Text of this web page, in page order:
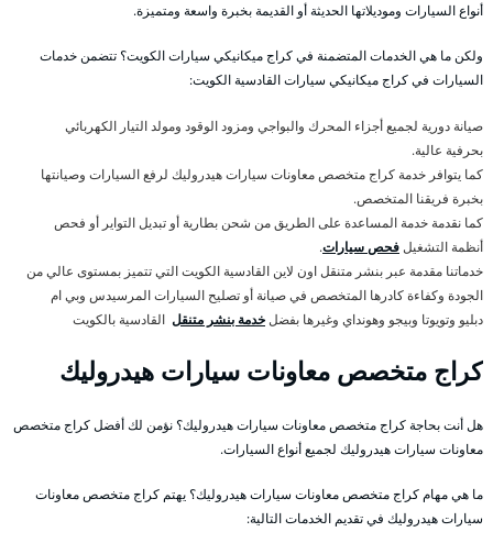
أنواع السيارات وموديلاتها الحديثة أو القديمة بخبرة واسعة ومتميزة.
ولكن ما هي الخدمات المتضمنة في كراج ميكانيكي سيارات الكويت؟ تتضمن خدمات
السيارات في كراج ميكانيكي سيارات القادسية الكويت:
صيانة دورية لجميع أجزاء المحرك والبواجي ومزود الوقود ومولد التيار الكهربائي
بحرفية عالية.
كما يتوافر خدمة كراج متخصص معاونات سيارات هيدروليك لرفع السيارات وصيانتها
بخبرة فريقنا المتخصص.
كما نقدمة خدمة المساعدة على الطريق من شحن بطارية أو تبديل التواير أو فحص
أنظمة التشغيلفحص سيارات.
خدماتنا مقدمة عبر بنشر متنقل اون لاين القادسية الكويت التي تتميز بمستوى عالي من
الجودة وكفاءة كادرها المتخصص في صيانة أو تصليح السيارات المرسيدس وبي ام
دبليو وتويوتا وبيجو وهونداي وغيرها بفضلخدمة بنشر متنقل القادسية بالكويت
كراج متخصص معاونات سيارات هيدروليك
هل أنت بحاجة كراج متخصص معاونات سيارات هيدروليك؟ نؤمن لك أفضل كراج متخصص
معاونات سيارات هيدروليك لجميع أنواع السيارات.
ما هي مهام كراج متخصص معاونات سيارات هيدروليك؟ يهتم كراج متخصص معاونات
سيارات هيدروليك في تقديم الخدمات التالية: